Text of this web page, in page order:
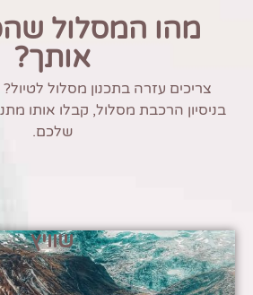
מהו המסלול
אותך?
צריכים עזרה בתכנון מסלול
בניסיון הרכבת מסלול, קבלו אותו
שלכם.
שוויץ